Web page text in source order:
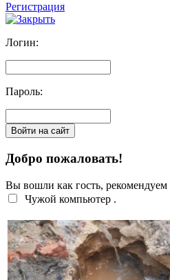
Регистрация
Логин:
Пароль:
Добро пожаловать!
Вы вошли как гость, рекомендуем
Чужой компьютер .